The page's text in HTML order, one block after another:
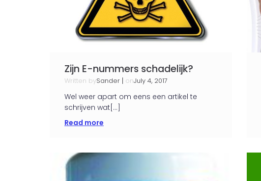
Zijn E-nummers schadelijk?
Written bySander | onJuly 4, 2017
Wel weer apart om eens een artikel te
schrijven wat[…]
Read more